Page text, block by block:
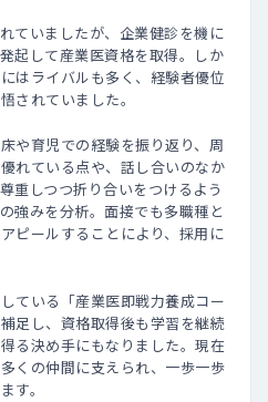
ていましたが、企業健診を機に
起して産業医資格を取得。しか
はライバルも多く、経験者優位
されていました。
や育児での経験を振り返り、周
れている点や、話し合いのなか
重しつつ折り合いをつけるよう
強みを分析。面接でも多職種と
ピールすることにより、採用に
ている「産業医即戦力養成コー
足し、資格取得後も学習を継続
る決め手にもなりました。現在
くの仲間に支えられ、一歩一歩
す。